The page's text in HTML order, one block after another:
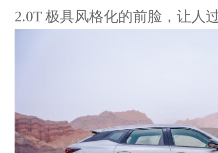
2.0T 极具风格化的前脸，让人